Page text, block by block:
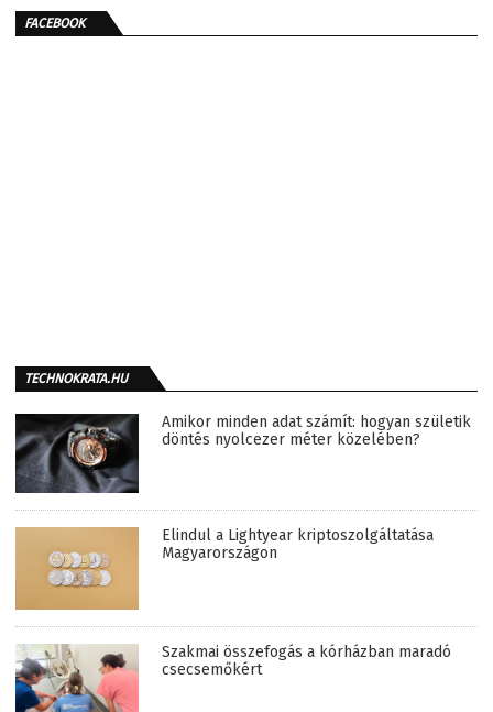
FACEBOOK
TECHNOKRATA.HU
Amikor minden adat számít: hogyan születik
döntés nyolcezer méter közelében?
Elindul a Lightyear kriptoszolgáltatása
Magyarországon
Szakmai összefogás a kórházban maradó
csecsemőkért